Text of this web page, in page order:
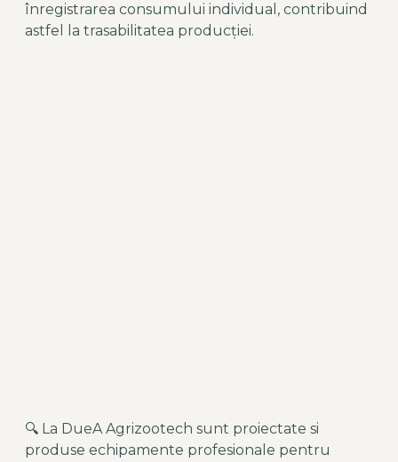
înregistrarea consumului individual, contribuind
astfel la trasabilitatea producției.
🔍 La DueA Agrizootech sunt proiectate si
produse echipamente profesionale pentru